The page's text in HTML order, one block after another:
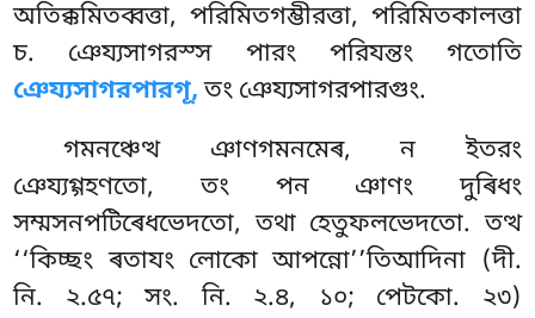
অতিক্কমিতব্বত্তা, পরিমিতগম্ভীরত্তা, পরিমিতকালত্তা
চ. ঞেয্যসাগরস্স পারং পরিযন্তং গতোতি
ঞেয্যসাগরপারগূ,তং ঞেয্যসাগরপারগুং.
গমনঞ্চেত্থ ঞাণগমনমেৰ, ন ইতরং
ঞেয্যগ্গহণতো, তং পন ঞাণং দুৰিধং
সম্মসনপটিৰেধভেদতো, তথা হেতুফলভেদতো. তত্থ
‘‘কিচ্ছং ৰতাযং লোকো আপন্নো’’তিআদিনা (দী.
নি. ২.৫৭; সং. নি. ২.৪, ১০; পেটকো. ২৩)